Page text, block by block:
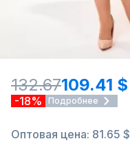
132.67109.41 $
-18% Подробнее
Оптовая цена: 81.65 $